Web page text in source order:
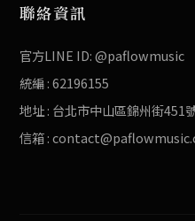
聯絡資訊
官方LINE ID: @paflowmusic
統編 : 62196155
地址 : 台北市中山區錦州街451
信箱 :